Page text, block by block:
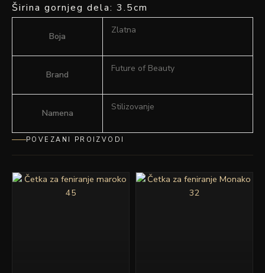
Širina gornjeg dela: 3.5cm
Boja
Zlatna
Brand
Future of Beauty
Namena
Stilizovanje
POVEZANI PROIZVODI